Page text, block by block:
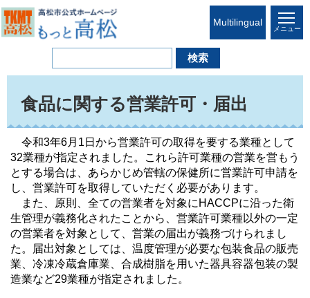
Multilingual
メニュー
食品に関する営業許可・届出
令和3年6月1日から営業許可の取得を要する業種として
32業種が指定されました。これら許可業種の営業を営もう
とする場合は、あらかじめ管轄の保健所に営業許可申請を
し、営業許可を取得していただく必要があります。
また、原則、全ての営業者を対象にHACCPに沿った衛
生管理が義務化されたことから、営業許可業種以外の一定
の営業者を対象として、営業の届出が義務づけられまし
た。届出対象としては、温度管理が必要な包装食品の販売
業、冷凍冷蔵倉庫業、合成樹脂を用いた器具容器包装の製
造業など29業種が指定されました。